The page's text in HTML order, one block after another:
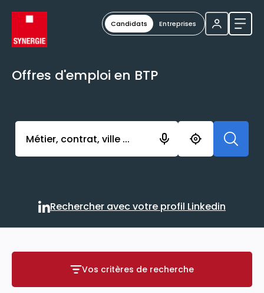
Candidats Entreprises
Offres d'emploi en BTP
Activer l’élément pour lancer l’enregistrement.
Rechercher avec votre
Rechercher avec votre profil Linkedin
Vos critères de recherche
Vos critères de recherche